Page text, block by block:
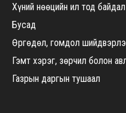
Хүний нөөцийн ил тод байдал
Бусад
Өргөдөл, гомдол
Гэмт хэрэг, зөрчил болон
Газрын даргын тушаал